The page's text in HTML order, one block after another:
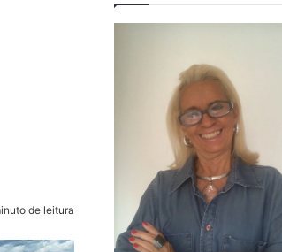
de leitura